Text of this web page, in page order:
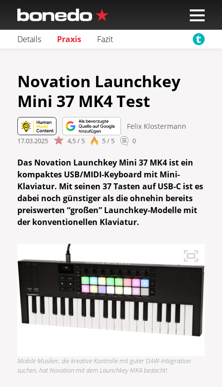
Details Praxis Fazit
Novation Launchkey
Mini 37 MK4 Test
Felix Klostermann
17.03.2025 4,5 / 5 5 / 5 0
Das Novation Launchkey Mini 37 MK4 ist ein
kompaktes USB/MIDI-Keyboard mit Mini-
Klaviatur. Mit seinen 37 Tasten auf USB-C ist es
dabei noch günstiger als die ohnehin bereits
preiswerten “großen” Launchkey-Modelle mit
der konventionellen Klaviatur.
Mobile Musiker, die kreative Kontrolle mit guter DAW-Integration
suchen, hat Novation mit dem Launchkey MK4 bedacht!